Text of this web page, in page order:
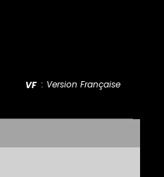
VF : Version Française